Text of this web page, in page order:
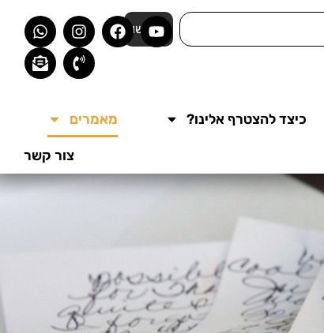
חפשו
כיצד להצטרף אלינו? מאמרים
צור קשר